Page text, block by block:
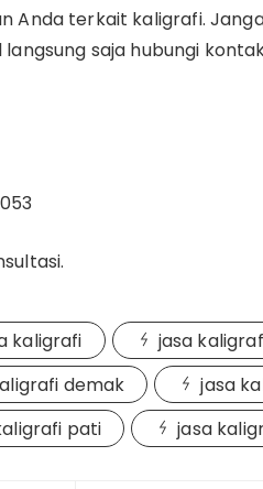
Anda terkait kaligrafi.
saja hubungi
kaligrafi
jasa
demak
jasa
pati jasa